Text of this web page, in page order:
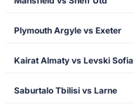
Plymouth Argyle vs Exeter
Kairat Almaty vs Levski Sofia
Saburtalo Tbilisi vs Larne